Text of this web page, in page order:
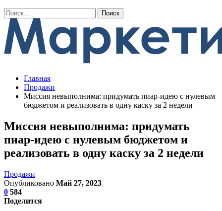
Главная
Продажи
Миссия невыполнима: придумать пиар-идею с нулевым
бюджетом и реализовать в одну каску за 2 недели
Миссия невыполнима: придумать
пиар-идею с нулевым бюджетом и
реализовать в одну каску за 2 недели
Продажи
Опубликовано Май 27, 2023
0 584
Поделится